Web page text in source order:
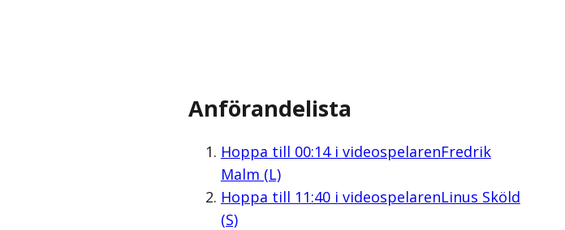
Anförandelista
Hoppa till 00:14i videospelarenFredrik
Malm (L)
Hoppa till 11:40i videospelarenLinus Sköld
(S)